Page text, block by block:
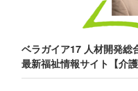
ベラガイア17 人材開発総
最新福祉情報サイト【介